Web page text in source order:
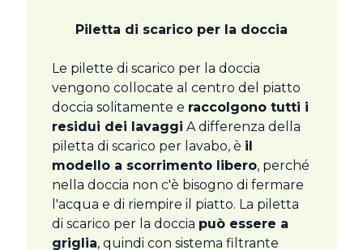
Piletta di scarico per la doccia
Le pilette di scarico per la doccia
vengono collocate al centro del piatto
doccia solitamente e raccolgono tutti i
residui dei lavaggi A differenza della
piletta di scarico per lavabo, è il
modello a scorrimento libero, perché
nella doccia non c'è bisogno di fermare
l'acqua e di riempire il piatto. La piletta
di scarico per la doccia può essere a
griglia, quindi con sistema filtrante